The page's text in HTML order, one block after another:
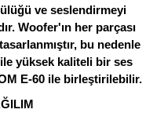
ve seslendirmeyi
Woofer'ın her parçası
bu nedenle
yüksek kaliteli bir ses
E-60 ile birleştirilebilir.